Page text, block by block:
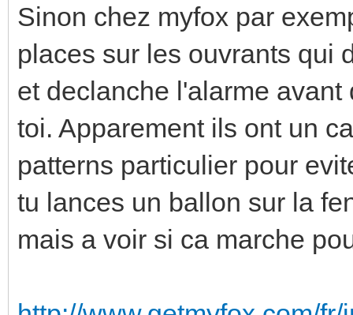
Sinon chez myfox par
places sur les ouvrants qui
et declanche l'alarme
toi. Apparement ils ont un
patterns particulier pour
tu lances un ballon sur la
mais a voir si ca marche